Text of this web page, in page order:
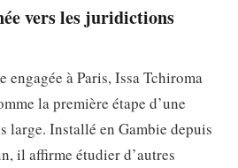
vers les juridictions
engagée à Paris, Issa Tchiroma
la première étape d’une
large. Installé en Gambie depuis
il affirme étudier d’autres